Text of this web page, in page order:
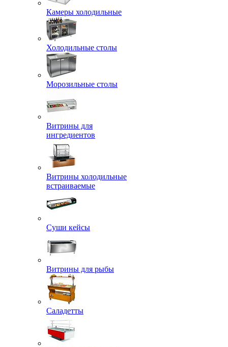
Камеры холодильные
Холодильные столы
Морозильные столы
Витрины для
ингредиентов
Витрины холодильные
встраиваемые
Суши кейсы
Витрины для рыбы
Саладетты